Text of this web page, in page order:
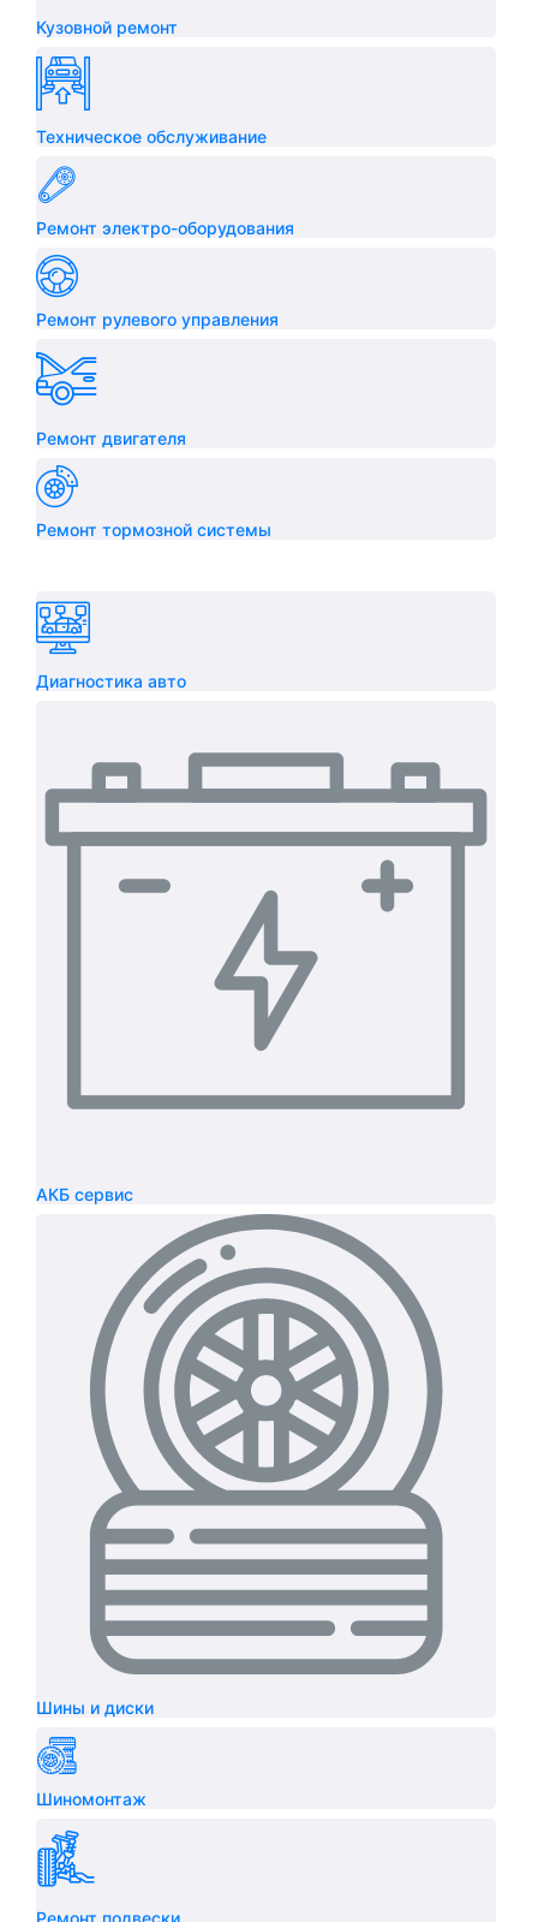
Кузовной ремонт
Техническое обслуживание
Ремонт электро-оборудования
Ремонт рулевого управления
Ремонт двигателя
Ремонт тормозной системы
Диагностика авто
АКБ сервис
Шины и диски
Шиномонтаж
Ремонт подвески